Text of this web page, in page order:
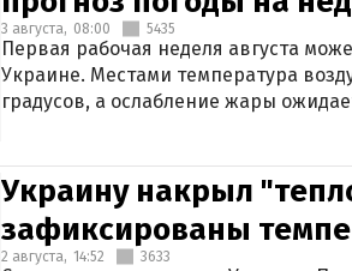
3 августа, 08:00 5435
Первая рабочая неделя августа
Украине. Местами температура
градусов, а ослабление жары
Украину накрыл
зафиксированы
2 августа, 14:52 3633